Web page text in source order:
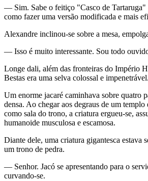
— Sim. Sabe o feitiço "Casco de Tartaruga"
como fazer uma versão modificada e mais
Alexandre inclinou-se sobre a mesa,
— Isso é muito interessante. Sou todo
Longe dali, além das fronteiras do Império
Bestas era uma selva colossal e impenetrável.
Um enorme jacaré caminhava sobre quatro
densa. Ao chegar aos degraus de um templo
como sala do trono, a criatura ergueu-se,
humanoide musculosa e escamosa.
Diante dele, uma criatura gigantesca estava
um trono de pedra.
— Senhor. Jacó se apresentando para o
curvando-se.